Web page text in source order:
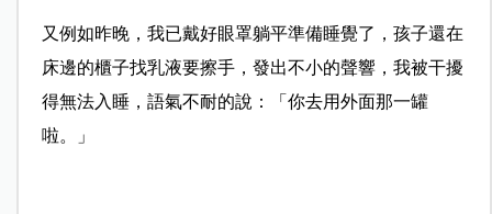
又例如昨晚，我已戴好眼罩躺平準備睡覺了，孩子還在
床邊的櫃子找乳液要擦手，發出不小的聲響，我被干擾
得無法入睡，語氣不耐的說：「你去用外面那一罐
啦。」